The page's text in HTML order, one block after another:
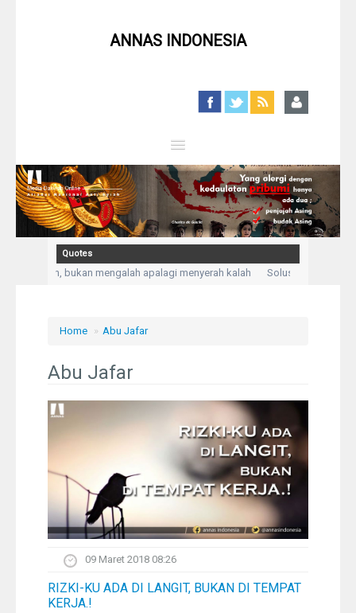
ANNAS INDONESIA
Close
Home
Profil
Pelangi
Galeri Foto
Download
Peta Lokasi
Quotes
bukan mengalah apalagi menyerah kalah
Solusi untuk setiap
Home » Abu Jafar
Abu Jafar
09 Maret 2018 08:26
RIZKI-KU ADA DI LANGIT, BUKAN DI TEMPAT
KERJA.!